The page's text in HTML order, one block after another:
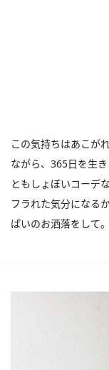
この気持ちはあこが
ながら、365日を生
ともしょぼいコーデ
フラれた気分になる
ぱいのお洒落をして